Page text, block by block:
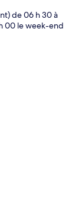
de 06 h 30 à
00 le week-end